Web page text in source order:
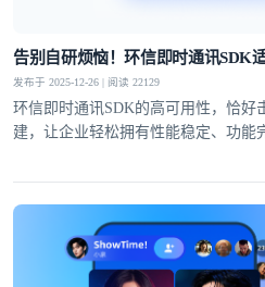
告别自研烦恼！环信即时通讯SDK
发布于 2025-12-26 | 阅读 22129
环信即时通讯SDK的高可用性，恰好
建，让企业轻松拥有性能稳定、功能
登录即时